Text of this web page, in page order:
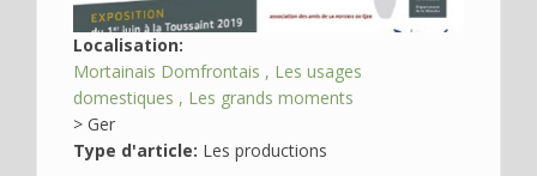
Localisation:
Mortainais Domfrontais
Les usages
domestiques
Les grands moments
> Ger
Type d'article: Les productions